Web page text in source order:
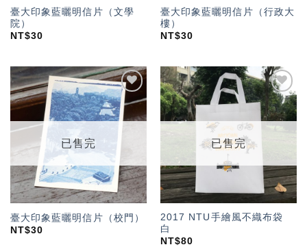
臺大印象藍曬明信片（文學
院）
NT$30
臺大印象藍曬明信片（行政大
樓）
NT$30
加入
「願
望輕
單」
已售完
臺大印象藍曬明信片（校門）
NT$30
加入
「願
望輕
已售完
2017 NTU手繪風不織布袋
白
NT$80